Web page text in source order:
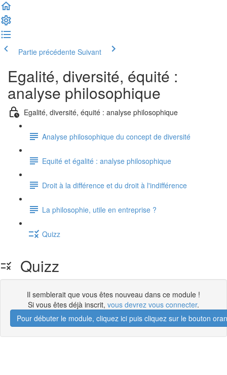
Partie précédente Suivant
Egalité, diversité, équité :
analyse philosophique
Egalité, diversité, équité : analyse philosophique
Analyse philosophique du concept de diversité
Equité et égalité : analyse philosophique
Droit à la différence et du droit à l'indifférence
La philosophie, utile en entreprise ?
Quizz
Quizz
Il semblerait que vous êtes nouveau dans ce module !
Si vous êtes déjà inscrit, vous devrez vous connecter.
Pour débuter le module, cliquez ici puis cliquez sur le bouton